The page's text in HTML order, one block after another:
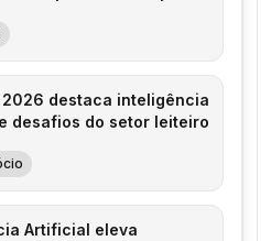
destaca inteligência
desafios do setor leiteiro
Artificial eleva